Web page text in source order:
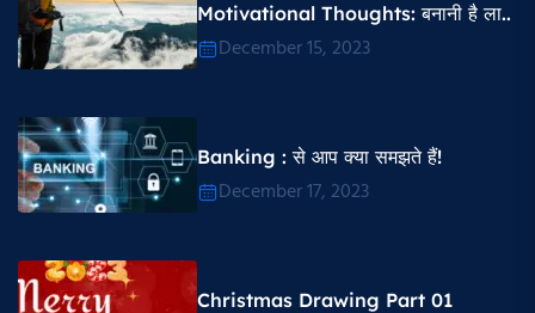
Motivational Thoughts​: बनानी है ला..
December 15, 2023
Banking : से आप क्या समझते हैं!
December 17, 2023
Christmas Drawing Part 01